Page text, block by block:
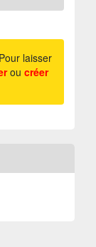
laisser
ou créer